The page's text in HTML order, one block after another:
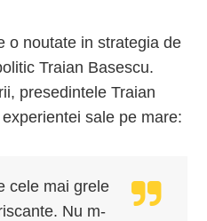
o noutate in strategia de
Traian Basescu.
presedintele Traian
sale pe mare:
cele mai grele
Nu m-